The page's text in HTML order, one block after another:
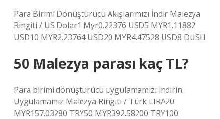
Para Birimi Dönüştürücü Akışlarımızı İndir Malezya
Ringiti / US Dolar1 Myr0.22376 USD5 MYR1.11882
USD10 MYR2.23764 USD20 MYR4.47528 USD8 DUSH
50 Malezya parası kaç TL?
Para birimi dönüştürücü uygulamamızı indirin.
Uygulamamız Malezya Ringiti / Türk LIRA20
MYR157.03280 TRY50 MYR392.58200 TRY100